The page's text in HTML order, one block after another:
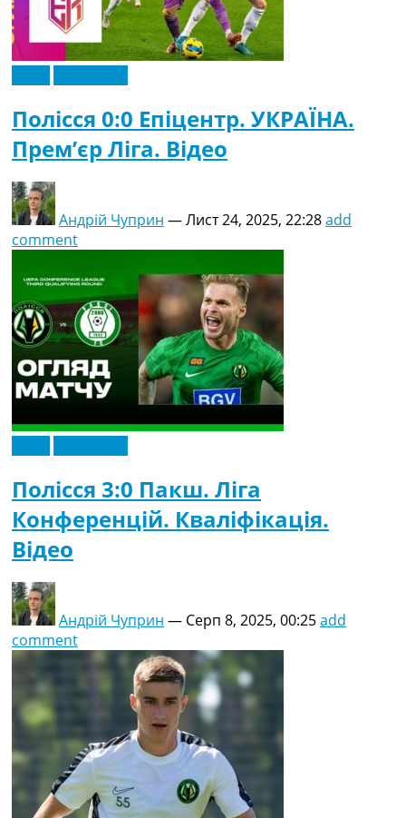
Полісся 0:0 Епіцентр. УКРАЇНА.
Прем’єр Ліга. Відео
Андрій Чуприн —Лист 24, 2025, 22:28add
comment
Полісся 3:0 Пакш. Ліга
Конференцій. Кваліфікація.
Відео
Андрій Чуприн — Серп 8, 2025, 00:25add
comment